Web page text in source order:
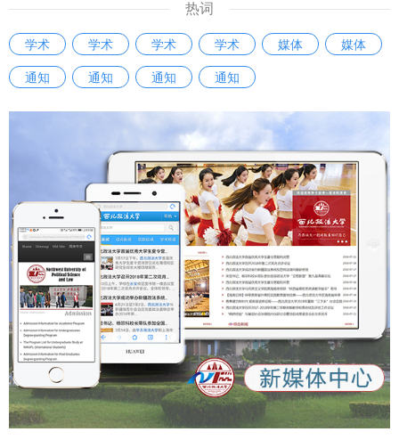
热词
学术 学术 学术 学术 媒体
媒体
通知
通知 通知 通知